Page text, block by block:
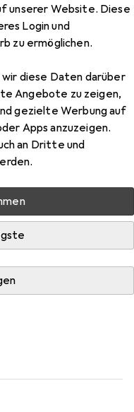
unserer Website. Diese
Login und
zu ermöglichen.
wir diese Daten darüber
Angebote zu zeigen,
gezielte Werbung auf
Apps anzuzeigen.
an Dritte und
Produkt Epson